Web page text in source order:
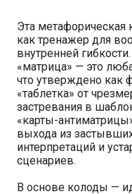
Эта метафорическая
как тренажер для
внутренней
«матрица» — это
что утверждено как
«таблетка» от
застревания в
«карты-
выхода из
интерпретаций и
сценариев.
В основе колоды —